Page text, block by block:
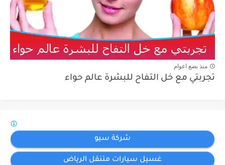
منذ بضع اعوام
تجربتي مع خل التفاح للبشرة عالم حواء
شركة سيو
غسيل سيارات متنقل الرياض